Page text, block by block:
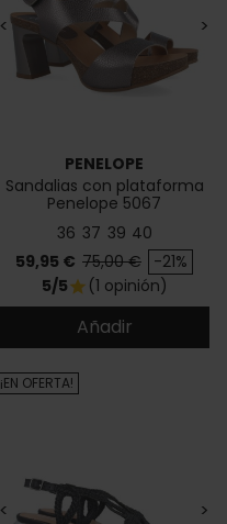
< >
PENELOPE
Sandalias con plataforma
Penelope 5067
36 37 39 40
Precio
59,95 € Precio base
75,00 € -21%
5/5star (1 opinión)
Añadir
< >
¡EN OFERTA!